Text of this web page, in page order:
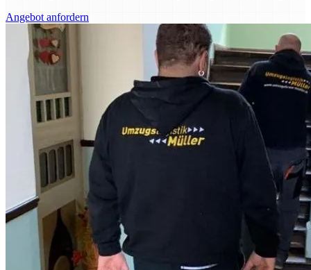
Angebot anfordern